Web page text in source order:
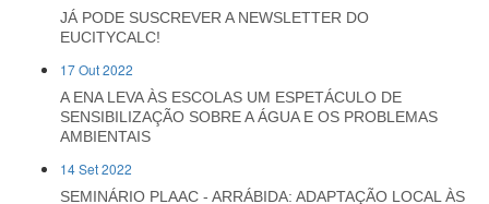
JÁ PODE SUSCREVER A NEWSLETTER DO
EUCITYCALC!
17 Out 2022
A ENA LEVA ÀS ESCOLAS UM ESPETÁCULO DE
SENSIBILIZAÇÃO SOBRE A ÁGUA E OS PROBLEMAS
AMBIENTAIS
14 Set 2022
SEMINÁRIO PLAAC - ARRÁBIDA: ADAPTAÇÃO LOCAL ÀS